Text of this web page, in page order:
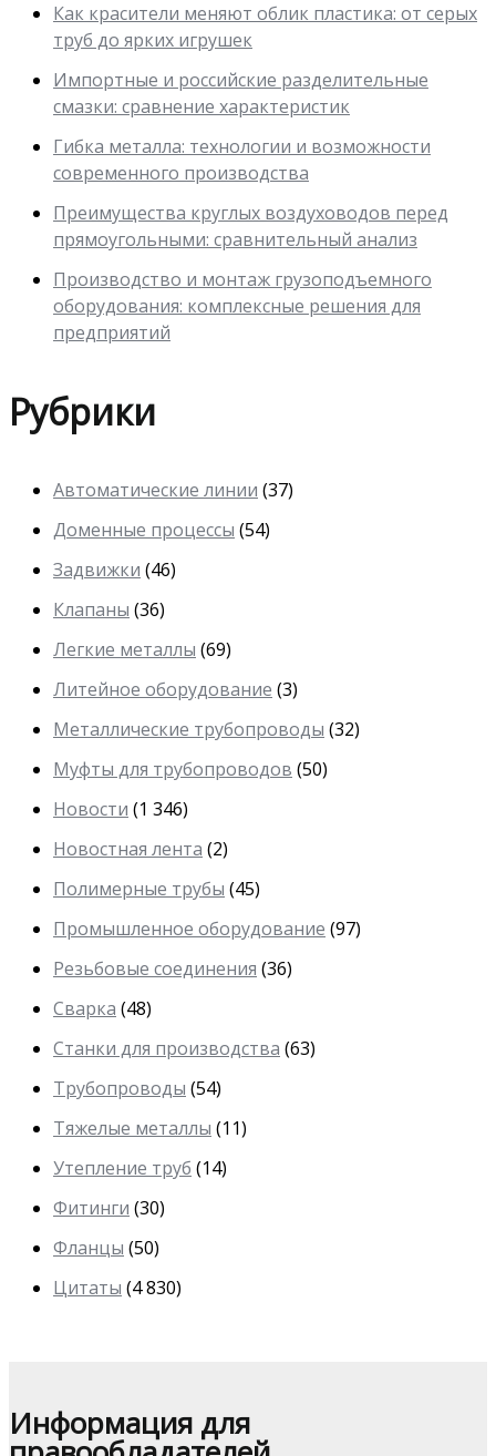
Как красители меняют облик пластика: от серых
труб до ярких игрушек
Импортные и российские разделительные
смазки: сравнение характеристик
Гибка металла: технологии и возможности
современного производства
Преимущества круглых воздуховодов перед
прямоугольными: сравнительный анализ
Производство и монтаж грузоподъемного
оборудования: комплексные решения для
предприятий
Рубрики
Автоматические линии (37)
Доменные процессы (54)
Задвижки (46)
Клапаны (36)
Легкие металлы (69)
Литейное оборудование (3)
Металлические трубопроводы (32)
Муфты для трубопроводов (50)
Новости (1 346)
Новостная лента (2)
Полимерные трубы (45)
Промышленное оборудование (97)
Резьбовые соединения (36)
Сварка (48)
Станки для производства (63)
Трубопроводы (54)
Тяжелые металлы (11)
Утепление труб (14)
Фитинги (30)
Фланцы (50)
Цитаты (4 830)
Информация для